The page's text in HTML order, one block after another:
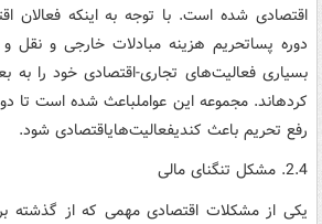
اقتصادی شده است. با توجه به اینکه فعالان
دوره پساتحریم هزینه مبادلات خارجی و نقل
بسیاری فعالیت‌های تجاری-اقتصادی خود را به
کرده­اند. مجموعه این عوامل­باعث شده است تا
رفع تحریم باعث کندی­فعالیت‌های­اقتصادی شود.
2.4. مشکل تنگنای مالی
یکی از مشکلات اقتصادی مهمی که از گذشته